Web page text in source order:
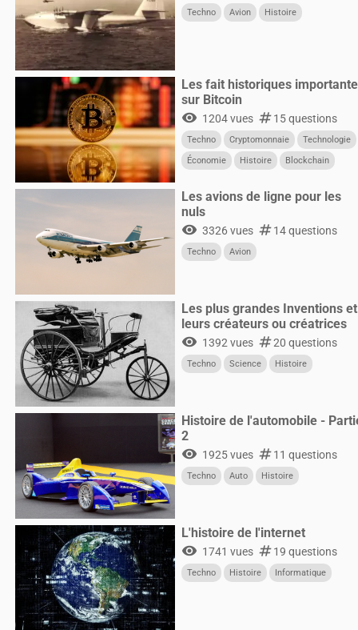
Techno Avion Histoire
Les fait historiques
sur Bitcoin
visibility 1204 vues numbers15 questions
Techno Cryptomonnaie
Technologie
Économie
Histoire Blockchain
Les avions de ligne pour les
nuls
visibility 3326 vues numbers14 questions
Techno Avion
Les plus grandes Inventions et
leurs créateurs ou créatrices
visibility 1392 vues numbers20 questions
Techno Science Histoire
Histoire de l'automobile -
2
visibility 1925 vues numbers11 questions
Techno Auto Histoire
L'histoire de l'internet
visibility 1741 vues numbers19 questions
Techno Histoire Informatique